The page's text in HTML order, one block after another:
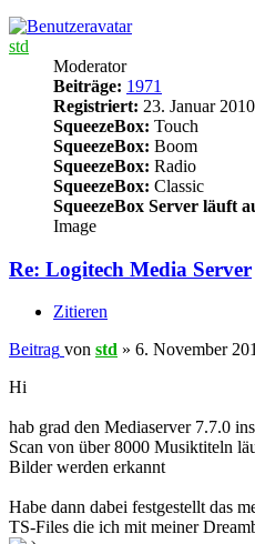
std
Moderator
Beiträge: 1971
Registriert: 23. Januar
SqueezeBox: Touch
SqueezeBox: Boom
SqueezeBox: Radio
SqueezeBox: Classic
SqueezeBox Server läuft
Image
Re: Logitech Media Server
Zitieren
Beitrag von std » 6. November
Hi
hab grad den Mediaserver 7.7.0
Scan von über 8000 Musiktiteln
Bilder werden erkannt
Habe dann dabei festgestellt das
TS-Files die ich mit meiner